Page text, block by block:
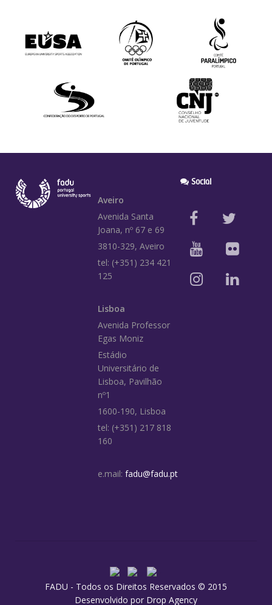
Aveiro
Avenida Santa
Joana, nº 67 e 69
3810-329, Aveiro
tel: (+351) 234 421
125
Lisboa
Avenida Professor
Egas Moniz
Estádio
Universitário de
Lisboa, Pavilhão
nº1
1600-190, Lisboa
tel: (+351) 217 818
160
e.mail: fadu@fadu.pt
Social
FADU - Todos os Direitos Reservados © 2015
Desenvolvido por Drop Agency